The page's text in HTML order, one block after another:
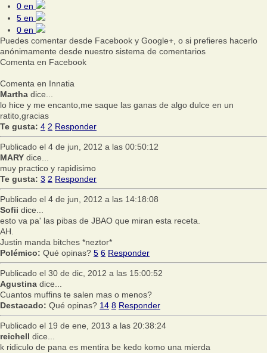
0 en
5 en
0 en
Puedes comentar desde Facebook y Google+, o si prefieres hacerlo
anónimamente desde nuestro sistema de comentarios
Comenta en Facebook
Comenta en Innatia
Martha dice...
lo hice y me encanto,me saque las ganas de algo dulce en un
ratito,gracias
Te gusta: 4 2 Responder
Publicado el 4 de jun, 2012 a las 00:50:12
MARY dice...
muy practico y rapidisimo
Te gusta: 3 2 Responder
Publicado el 4 de jun, 2012 a las 14:18:08
Sofii dice...
esto va pa' las pibas de JBAO que miran esta receta.
AH.
Justin manda bitches *neztor*
Polémico: Qué opinas? 5 6 Responder
Publicado el 30 de dic, 2012 a las 15:00:52
Agustina dice...
Cuantos muffins te salen mas o menos?
Destacado: Qué opinas? 14 8 Responder
Publicado el 19 de ene, 2013 a las 20:38:24
reichell dice...
k ridiculo de pana es mentira be kedo komo una mierda